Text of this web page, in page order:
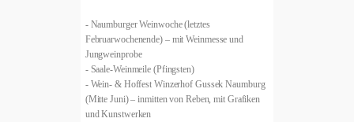
- Naumburger Weinwoche (letztes
Februarwochenende) – mit Weinmesse und
Jungweinprobe
- Saale-Weinmeile (Pfingsten)
- Wein- & Hoffest Winzerhof Gussek Naumburg
(Mitte Juni) – inmitten von Reben, mit Grafiken
und Kunstwerken